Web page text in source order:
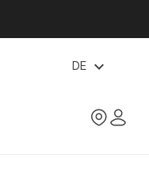
DE expand_more